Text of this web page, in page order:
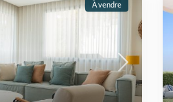
À vendre